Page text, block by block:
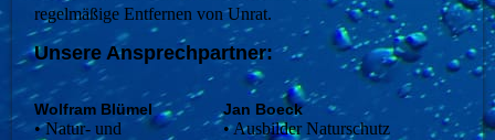
regelmäßige Entfernen von Unrat.
Unsere Ansprechpartner:
Wolfram Blümel
• Natur- und
Jan Boeck
• Ausbilder Naturschutz